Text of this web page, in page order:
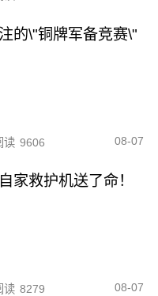
的\"铜牌军备竞赛\"
读 9606 08-07
家救护机送了命！
读 8279 08-07